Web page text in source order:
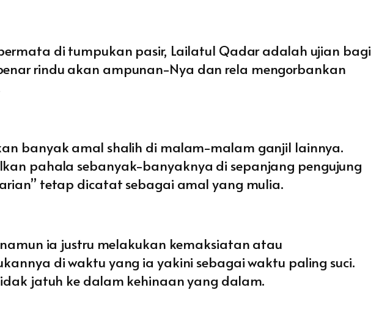
di tumpukan pasir, Lailatul Qadar adalah ujian bagi
rindu akan ampunan-Nya dan rela mengorbankan
banyak amal shalih di malam-malam ganjil lainnya.
pahala sebanyak-banyaknya di sepanjang pengujung
tetap dicatat sebagai amal yang mulia.
ia justru melakukan kemaksiatan atau
di waktu yang ia yakini sebagai waktu paling suci.
jatuh ke dalam kehinaan yang dalam.